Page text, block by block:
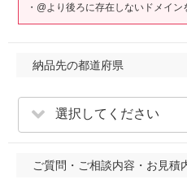
・@より後ろに存在しないドメイン
納品先の都道府県
選択してください
ご質問・ご相談内容・お見積